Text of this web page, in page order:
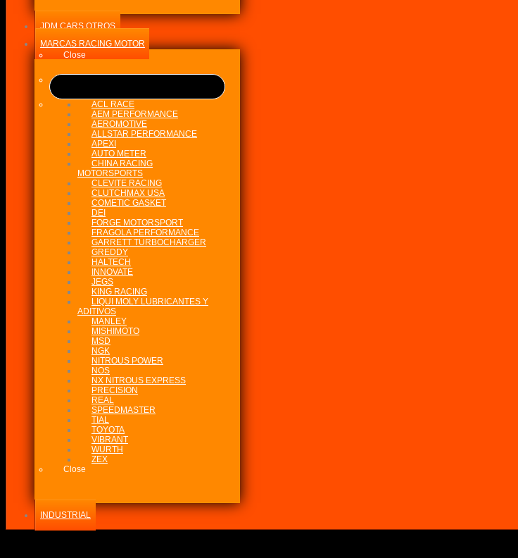
JDM CARS OTROS
MARCAS RACING MOTOR
Close
ACL RACE
AEM PERFORMANCE
AEROMOTIVE
ALLSTAR PERFORMANCE
APEXI
AUTO METER
CHINA RACING
MOTORSPORTS
CLEVITE RACING
CLUTCHMAX USA
COMETIC GASKET
DEI
FORGE MOTORSPORT
FRAGOLA PERFORMANCE
GARRETT TURBOCHARGER
GREDDY
HALTECH
INNOVATE
JEGS
KING RACING
LIQUI MOLY LUBRICANTES Y
ADITIVOS
MANLEY
MISHIMOTO
MSD
NGK
NITROUS POWER
NOS
NX NITROUS EXPRESS
PRECISION
REAL
SPEEDMASTER
TIAL
TOYOTA
VIBRANT
WURTH
ZEX
Close
INDUSTRIAL